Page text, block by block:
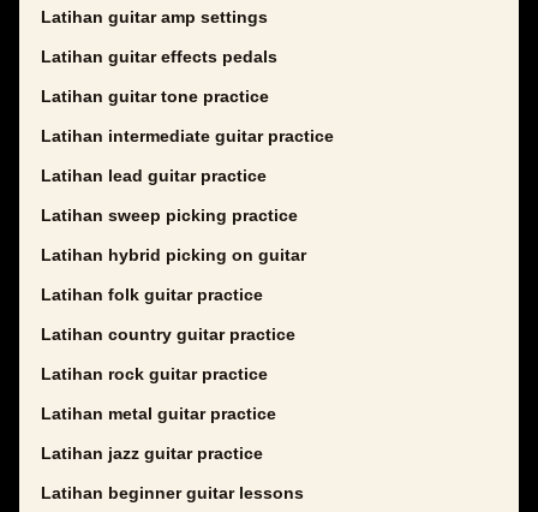
Latihan guitar amp settings
Latihan guitar effects pedals
Latihan guitar tone practice
Latihan intermediate guitar practice
Latihan lead guitar practice
Latihan sweep picking practice
Latihan hybrid picking on guitar
Latihan folk guitar practice
Latihan country guitar practice
Latihan rock guitar practice
Latihan metal guitar practice
Latihan jazz guitar practice
Latihan beginner guitar lessons